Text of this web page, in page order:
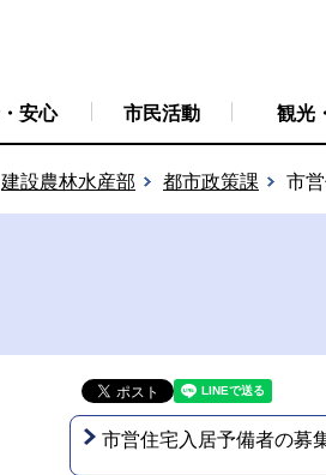
安心 市民活動 観光
建設農林水産部 都市政策課 市
市営住宅入居予備者の募